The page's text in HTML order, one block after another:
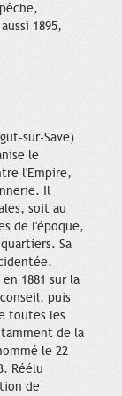
1895,
sur-Save)
le
l'Empire,
Il
soit au
de l'époque,
Sa
1881 sur la
puis
toutes les
de la
le 22
Réélu
de